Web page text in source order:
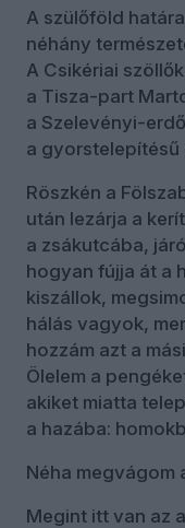
A szülőföld
néhány
A Csikériai
a Tisza-part
a Szelevényi-
a gyorstelepítésű
Röszkén a
után lezárja a
a zsákutcába,
hogyan fújja át a
kiszállok,
hálás vagyok,
hozzám azt a
Ölelem a
akiket miatta
a hazába:
Néha megvágom
Megint itt van az